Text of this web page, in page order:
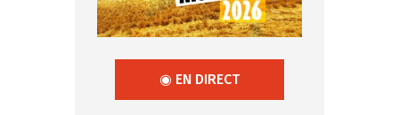
◉ EN DIRECT